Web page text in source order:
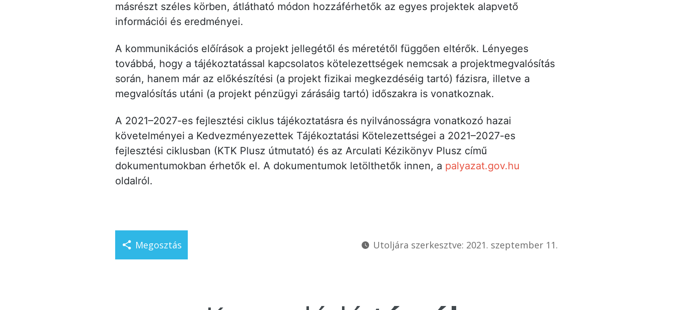
másrészt széles körben, átlátható módon hozzáférhetők az egyes projektek alapvető
információi és eredményei.
A kommunikációs előírások a projekt jellegétől és méretétől függően eltérők. Lényeges
továbbá, hogy a tájékoztatással kapcsolatos kötelezettségek nemcsak a projektmegvalósítás
során, hanem már az előkészítési (a projekt fizikai megkezdéséig tartó) fázisra, illetve a
megvalósítás utáni (a projekt pénzügyi zárásáig tartó) időszakra is vonatkoznak.
A 2021–2027-es fejlesztési ciklus tájékoztatásra és nyilvánosságra vonatkozó hazai
követelményei a Kedvezményezettek Tájékoztatási Kötelezettségei a 2021–2027-es
fejlesztési ciklusban (KTK Plusz útmutató) és az Arculati Kézikönyv Plusz című
dokumentumokban érhetők el. A dokumentumok letölthetők innen, a palyazat.gov.hu
oldalról.
Megosztás Utoljára szerkesztve: 2021. szeptember 11.